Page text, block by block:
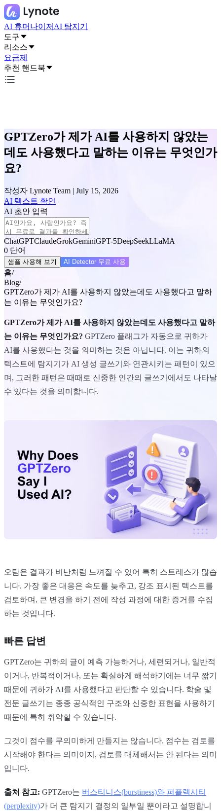
AI 휴머나이저 AI 탐지기
도구
리소스
요금제
추천 핸드북
GPTZero가 제가 AI를 사용하지 않았는
데도 사용했다고 말하는 이유는 무엇인가
요?
작성자 Lynote Team | July 15, 2026
AI 텍스트 확인
AI 초안 입력
ChatGPTClaudeGrokGeminiGPT-5DeepSeekLLaMA
0 단어
샘플 사용해 보기 AI Detector 무료 사용
홈/
Blog/
GPTZero가 제가 AI를 사용하지 않았는데도 사용했다고 말하
는 이유는 무엇인가요?
GPTZero가 제가 AI를 사용하지 않았는데도 사용했다고 말하
는 이유는 무엇인가요? GPTZero 플래그가 자동으로 귀하가
AI를 사용했다는 것을 의미하는 것은 아닙니다. 이는 귀하의
텍스트에 탐지기가 AI 생성 글쓰기와 연관시키는 패턴이 있으
며, 그러한 패턴은 때때로 신중한 인간의 글쓰기에서도 나타날
수 있다는 것을 의미합니다.
오탐은 결과가 비난처럼 느껴질 수 있어 특히 스트레스가 많습
니다. 가장 좋은 대응은 속도를 늦추고, 강조 표시된 텍스트를
검토하며, 큰 변경을 하기 전에 작성 과정에 대한 증거를 수집
하는 것입니다.
빠른 답변
GPTZero는 귀하의 글이 예측 가능하거나, 세련되거나, 일반적
이거나, 반복적이거나, 또는 확실하게 해석하기에는 너무 짧기
때문에 귀하가 AI를 사용했다고 판단할 수 있습니다. 학술 및
전문 글쓰기는 종종 공식적인 구조와 신중한 표현을 사용하기
때문에 특히 취약할 수 있습니다.
그것이 점수를 무의미하게 만들지는 않습니다. 점수는 검토를
시작해야 한다는 의미이지, 검토를 대체해서는 안 된다는 의미
입니다.
출처 참고: GPTZero는 버스티니스(burstiness)와 퍼플렉시티
(perplexity)가 더 큰 탐지기 결정의 일부일 뿐이라고 설명합니